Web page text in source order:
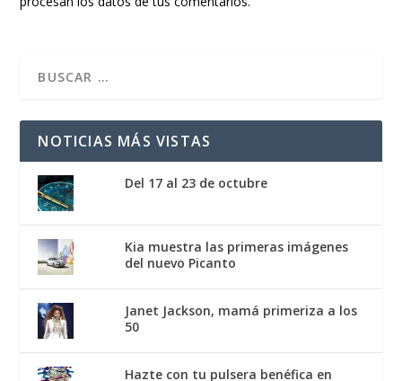
NOTICIAS MÁS VISTAS
Del 17 al 23 de octubre
Kia muestra las primeras imágenes
del nuevo Picanto
Janet Jackson, mamá primeriza a los
50
Hazte con tu pulsera benéfica en